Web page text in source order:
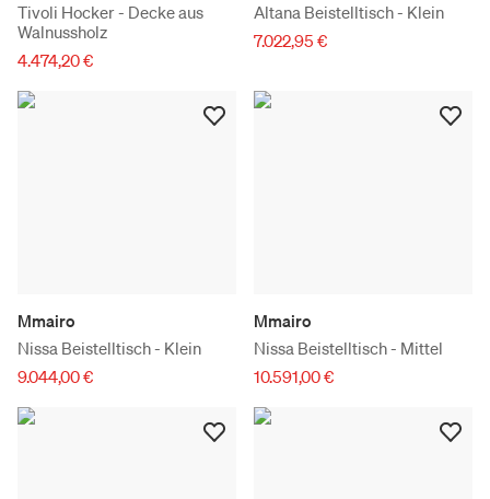
Tivoli Hocker - Decke aus
Walnussholz
4.474,20 €
Altana Beistelltisch - Klein
7.022,95 €
Mmairo
Nissa Beistelltisch - Klein
9.044,00 €
Mmairo
Nissa Beistelltisch - Mittel
10.591,00 €